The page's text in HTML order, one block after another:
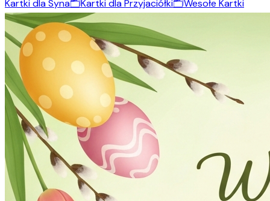
Kartki dla Syna🗂️Kartki dla Przyjaciółki🗂️Wesołe Kartki